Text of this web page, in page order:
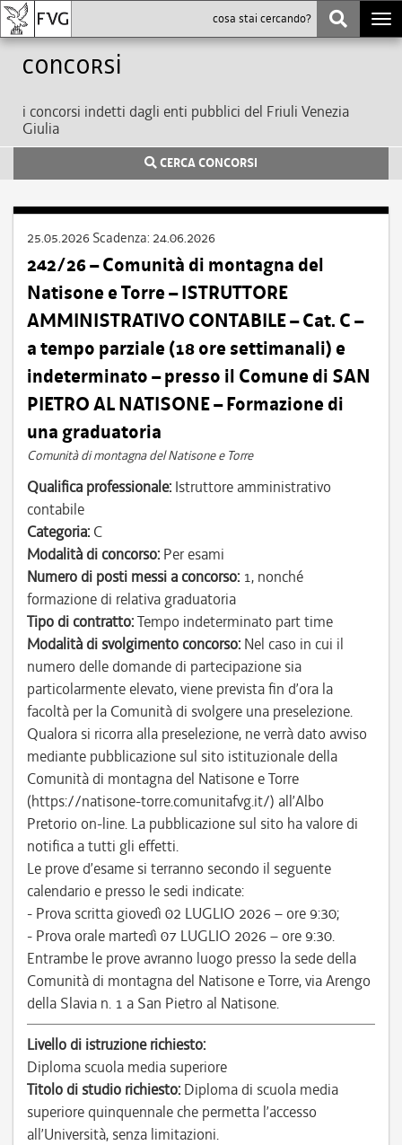
Concorsi
i concorsi indetti dagli enti pubblici del Friuli Venezia
Giulia
CERCA CONCORSI
25.05.2026 Scadenza: 24.06.2026
242/26 – Comunità di montagna del
Natisone e Torre – ISTRUTTORE
AMMINISTRATIVO CONTABILE – Cat. C –
a tempo parziale (18 ore settimanali) e
indeterminato – presso il Comune di SAN
PIETRO AL NATISONE – Formazione di
una graduatoria
Comunità di montagna del Natisone e Torre
Qualifica professionale: Istruttore amministrativo
contabile
Categoria: C
Modalità di concorso: Per esami
Numero di posti messi a concorso: 1, nonché
formazione di relativa graduatoria
Tipo di contratto:Tempo indeterminato part time
Modalità di svolgimento concorso: Nel caso in cui il
numero delle domande di partecipazione sia
particolarmente elevato, viene prevista fin d’ora la
facoltà per la Comunità di svolgere una preselezione.
Qualora si ricorra alla preselezione, ne verrà dato avviso
mediante pubblicazione sul sito istituzionale della
Comunità di montagna del Natisone e Torre
(https://natisone-torre.comunitafvg.it/) all’Albo
Pretorio on-line. La pubblicazione sul sito ha valore di
notifica a tutti gli effetti.
Le prove d’esame si terranno secondo il seguente
calendario e presso le sedi indicate:
- Prova scritta giovedì 02 LUGLIO 2026 – ore 9:30;
- Prova orale martedì 07 LUGLIO 2026 – ore 9:30.
Entrambe le prove avranno luogo presso la sede della
Comunità di montagna del Natisone e Torre, via Arengo
della Slavia n. 1 a San Pietro al Natisone.
Livello di istruzione richiesto:
Diploma scuola media superiore
Titolo di studio richiesto: Diploma di scuola media
superiore quinquennale che permetta l’accesso
all’Università, senza limitazioni.